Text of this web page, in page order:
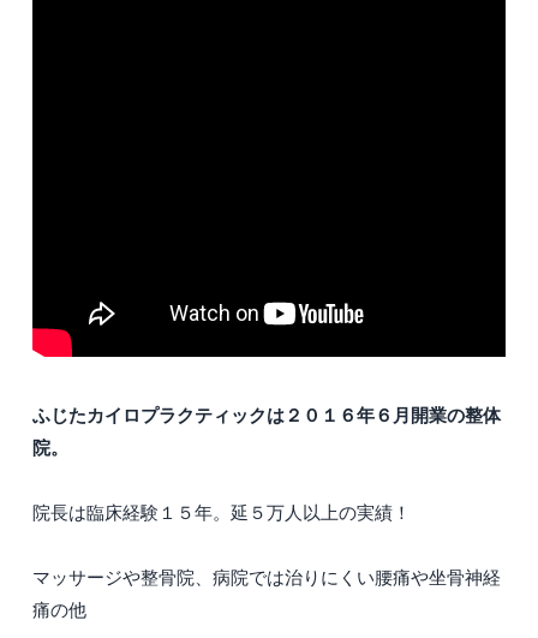
ふじたカイロプラクティックは２０１６年６月開業の整体
院。
院長は臨床経験１５年。延５万人以上の実績！
マッサージや整骨院、病院では治りにくい腰痛や坐骨神経
痛の他